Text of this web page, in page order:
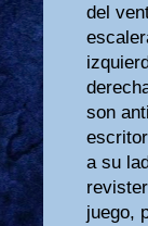
del
son
a su
juego,